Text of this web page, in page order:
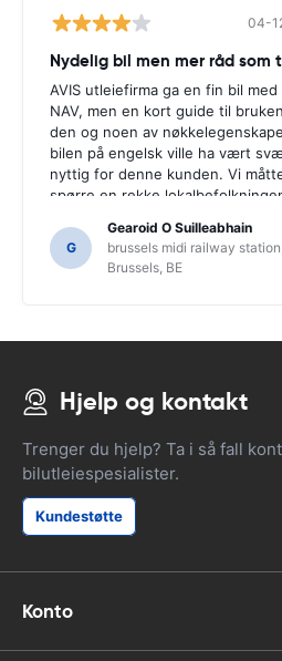
04-
Nydelig bil men mer råd som
AVIS utleiefirma ga en fin bil med
NAV, men en kort guide til
den og noen av
bilen på engelsk ville ha vært
nyttig for denne kunden. Vi
spørre en rekke
ikke hadde funnet ut av SAT NAVs
funksjoner.
G
Gearoid O Suilleabhain
brussels midi railway
Brussels, BE
Hjelp og kontakt
Trenger du hjelp? Ta i så fall
bilutleiespesialister.
Kundestøtte
Konto